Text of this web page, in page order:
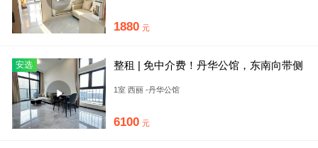
1880 元
安选
整租 | 免中介费！丹华公馆，东南向带侧
1室 西丽 -丹华公馆
6100 元